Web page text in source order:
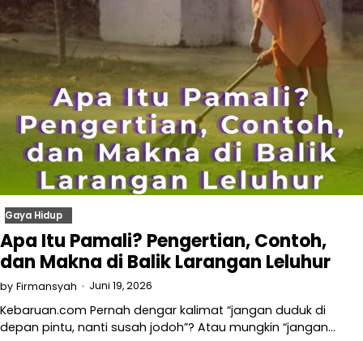
Gaya Hidup
Apa Itu Pamali? Pengertian, Contoh,
dan Makna di Balik Larangan Leluhur
by Firmansyah Juni 19, 2026
Kebaruan.com Pernah dengar kalimat “jangan duduk di
depan pintu, nanti susah jodoh”? Atau mungkin “jangan…